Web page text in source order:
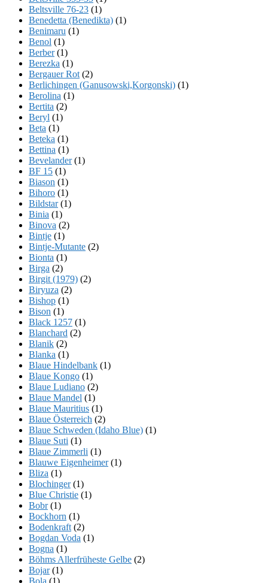
Beltsville 76-23 (1)
Benedetta (Benedikta) (1)
Benimaru (1)
Benol (1)
Berber(1)
Berezka (1)
Bergauer Rot (2)
Berlichingen (Ganusowski,Korgonski) (1)
Berolina (1)
Bertita (2)
Beryl (1)
Beta (1)
Beteka (1)
Bettina (1)
Bevelander(1)
BF 15 (1)
Biason (1)
Bihoro (1)
Bildstar(1)
Binia (1)
Binova (2)
Bintje (1)
Bintje-Mutante (2)
Bionta (1)
Birga (2)
Birgit (1979) (2)
Biryuza (2)
Bishop (1)
Bison (1)
Black 1257 (1)
Blanchard (2)
Blanik (2)
Blanka (1)
Blaue Hindelbank (1)
Blaue Kongo (1)
Blaue Ludiano (2)
Blaue Mandel (1)
Blaue Mauritius (1)
Blaue Österreich (2)
Blaue Schweden (Idaho Blue) (1)
Blaue Suti (1)
Blaue Zimmerli (1)
Blauwe Eigenheimer(1)
Bliza (1)
Blochinger(1)
Blue Christie (1)
Bobr(1)
Bockhorn (1)
Bodenkraft (2)
Bogdan Voda (1)
Bogna (1)
Böhms Allerfrüheste Gelbe (2)
Bojar(1)
Bola (1)